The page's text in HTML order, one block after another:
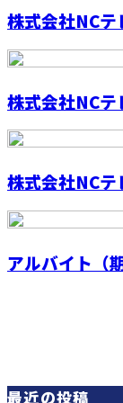
株式会社NC
株式会社NCテ
株式会社NCテ
アルバイト（
最近の投稿